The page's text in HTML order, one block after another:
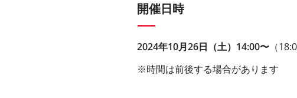
開催日時
2024年10月26日（土）14:00〜 （
※時間は前後する場合があります